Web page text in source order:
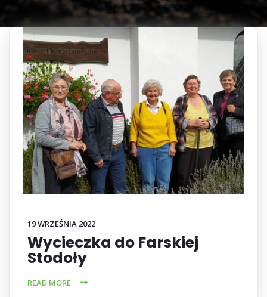
19 WRZEŚNIA 2022
Wycieczka do Farskiej
Stodoły
READ MORE